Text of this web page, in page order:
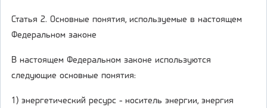
Статья 2. Основные понятия, используемые в настоящем
Федеральном законе
В настоящем Федеральном законе используются
следующие основные понятия:
1) энергетический ресурс - носитель энергии, энергия